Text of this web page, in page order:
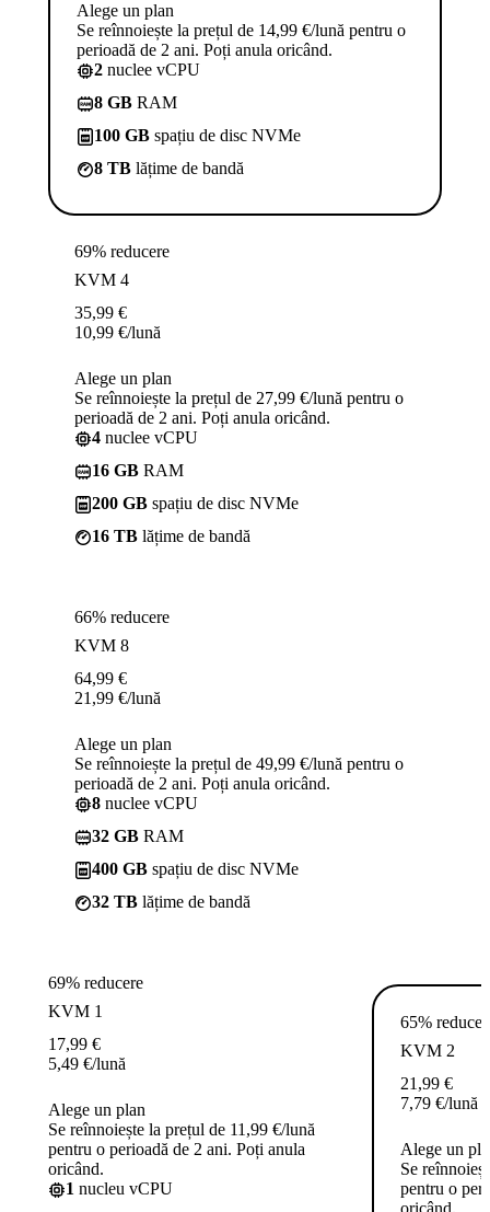
Alege un plan
Se reînnoiește la prețul de 14,99 €/lună pentru o
perioadă de 2 ani. Poți anula oricând.
2 nuclee vCPU
8 GB RAM
100 GB spațiu de disc NVMe
8 TB lățime de bandă
69% reducere
KVM 4
35,99 €
10,99 €/lună
Alege un plan
Se reînnoiește la prețul de 27,99 €/lună pentru o
perioadă de 2 ani. Poți anula oricând.
4 nuclee vCPU
16 GB RAM
200 GB spațiu de disc NVMe
16 TB lățime de bandă
66% reducere
KVM 8
64,99 €
21,99 €/lună
Alege un plan
Se reînnoiește la prețul de 49,99 €/lună pentru o
perioadă de 2 ani. Poți anula oricând.
8 nuclee vCPU
32 GB RAM
400 GB spațiu de disc NVMe
32 TB lățime de bandă
69% reducere
KVM 1
17,99 €
5,49 €/lună
Alege un plan
Se reînnoiește la prețul de 11,99 €/lună
pentru o perioadă de 2 ani. Poți anula
oricând.
1 nucleu vCPU
65%
KVM 2
21,99 €
7,79 €/lună
Alege un
Se
pentru o